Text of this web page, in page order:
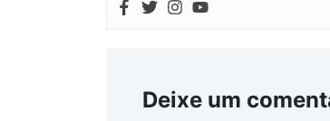
Deixe um